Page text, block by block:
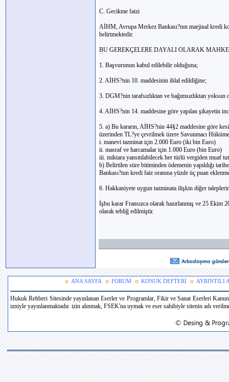
C. Gecikme faizi
AİHM, Avrupa Merkez Bankası?nın marjinal kredi
belirtmektedir.
BU GEREKÇELERE DAYALI OLARAK
1. Başvurunun kabul edilebilir olduğuna;
2. AİHS?nin 10. maddesinin ihlal edildiğine;
3. DGM?nin tarafsızlıktan ve bağımsızlıktan
4. AİHS?nin 14. maddesine göre yapılan şikayetin
5. a) Bu kararın, AİHS?nin 44§2 maddesine göre
üzerinden TL?ye çevrilmek üzere Savunmacı
i. manevi tazminat için 2.000 Euro (iki bin Euro)
ii. masraf ve harcamalar için 1.000 Euro (bin Euro)
iii. miktara yansıtılabilecek her türlü vergiden muaf
b) Belirtilen süre bitiminden ödemenin yapıldığı
Bankası?nın kredi faiz oranına yüzde üç puan
6. Hakkaniyete uygun tazminata ilişkin diğer
İşbu karar Fransızca olarak hazırlanmış ve 25 Ekim
olarak tebliğ edilmiştir.
ANA SAYFA FORUM KONUK DEFTERİ AYRINTILI
Hukuk Rehberi Sitesinde yayınlanan Eserler ve Programlar, Fikir ve Sanat Eserleri
izniyle yayınlanmaktadır. izin alınmak, FSEK'na uymak ve eser sahibiyle sitenin adı